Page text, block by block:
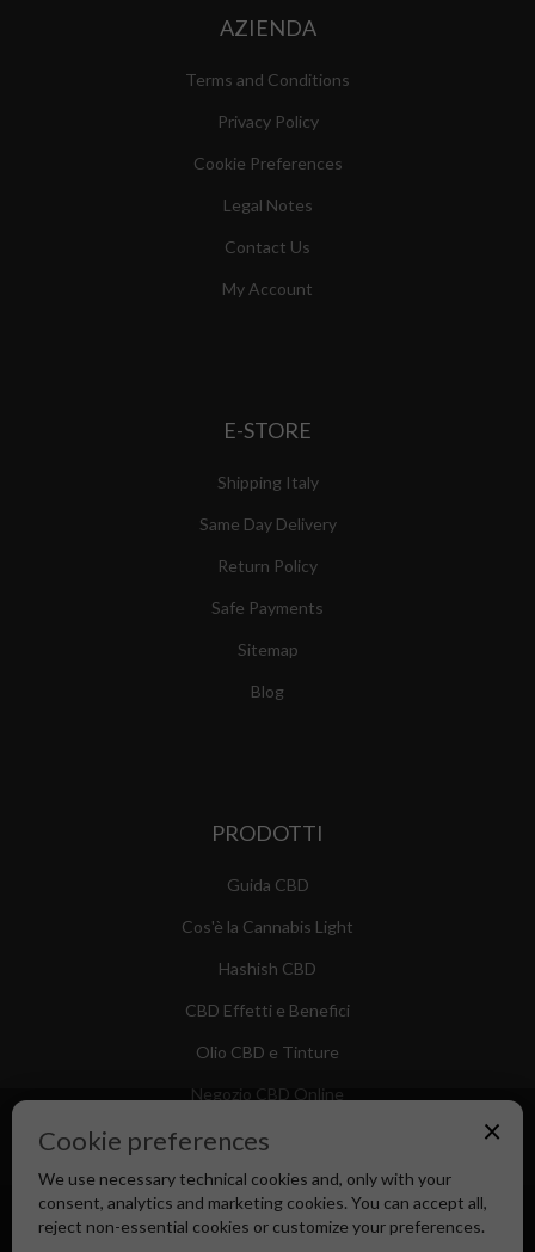
AZIENDA
Terms and Conditions
Privacy Policy
Cookie Preferences
Legal Notes
Contact Us
My Account
E-STORE
Shipping Italy
Same Day Delivery
Return Policy
Safe Payments
Sitemap
Blog
PRODOTTI
Guida CBD
Cos'è la Cannabis Light
Hashish CBD
CBD Effetti e Benefici
Olio CBD e Tinture
Negozio CBD Online
×
Cookie preferences
We use necessary technical cookies and, only with your
consent, analytics and marketing cookies. You can accept all,
reject non-essential cookies or customize your preferences.
Canapa Market - Il tuo Shop di Fiducia dal 2018